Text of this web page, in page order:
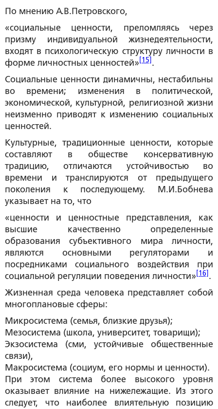
По мнению А.В.Петровского,
«социальные ценности, преломляясь через
призму индивидуальной жизнедеятельности,
входят в психологическую структуру личности в
форме личностных ценностей» [15] .
Социальные ценности динамичны, нестабильны
во времени; изменения в политической,
экономической, культурной, религиозной жизни
неизменно приводят к изменению социальных
ценностей.
Культурные, традиционные ценности, которые
составляют в обществе консервативную
традицию, отличаются устойчивостью во
времени и транслируются от предыдущего
поколения к последующему. М.И.Бобнева
указывает на то, что
«ценности и ценностные представления, как
высшие качественно определенные
образования субъективного мира личности,
являются основными регуляторами и
посредниками социального воздействия при
социальной регуляции поведения личности» [16] .
Жизненная среда человека представляет собой
многоплановые сферы:
Микросистема (семья, близкие друзья);
Мезосистема (школа, университет, товарищи);
Экзосистема (сми, устойчивые общественные
связи),
Макросистема (социум, его нормы и ценности).
При этом система более высокого уровня
оказывает влияние на нижележащие. Из этого
следует, что наиболее влиятельную позицию